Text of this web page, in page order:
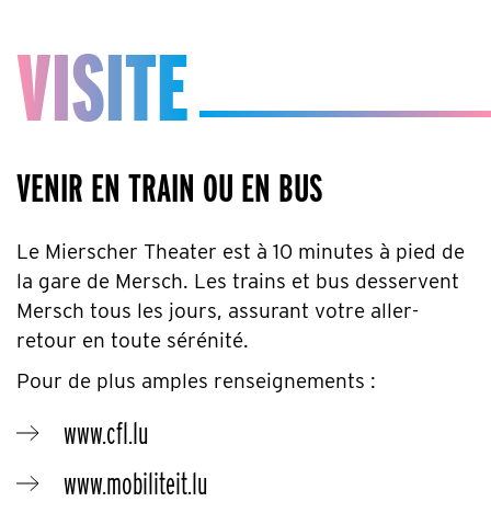
VISITE
VENIR EN TRAIN OU EN BUS
Le Mierscher Theater est à 10 minutes à pied de
la gare de Mersch. Les trains et bus desservent
Mersch tous les jours, assurant votre aller-
retour en toute sérénité.
Pour de plus amples renseignements :
www.cfl.lu
www.mobiliteit.lu